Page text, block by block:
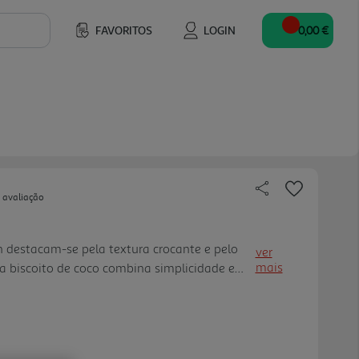
FAVORITOS LOGIN 0,00 €
avaliação
destacam-se pela textura crocante e pelo
biscoito de coco combina simplicidade e
ver
mais